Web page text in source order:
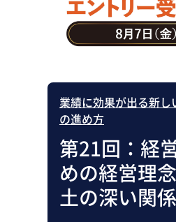
業績に効果が出る新
の進め方
第21回：経
めの経営理
土の深い関係